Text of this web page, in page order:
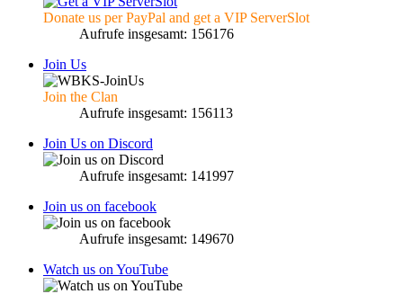
Donate us per PayPal and get a VIP ServerSlot
Aufrufe insgesamt: 156176
Join Us
Join the Clan
Aufrufe insgesamt: 156113
Join Us on Discord
Aufrufe insgesamt: 141997
Join us on facebook
Aufrufe insgesamt: 149670
Watch us on YouTube